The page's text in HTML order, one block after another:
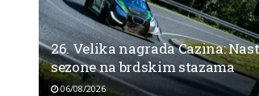
26. Velika nagrada Cazina:
sezone na brdskim stazama
06/08/2026